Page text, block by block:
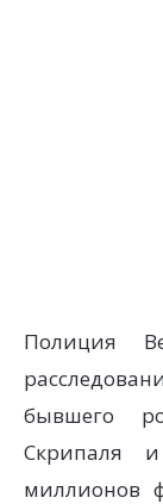
Полиция
бывшего
Скрипаля
миллионов